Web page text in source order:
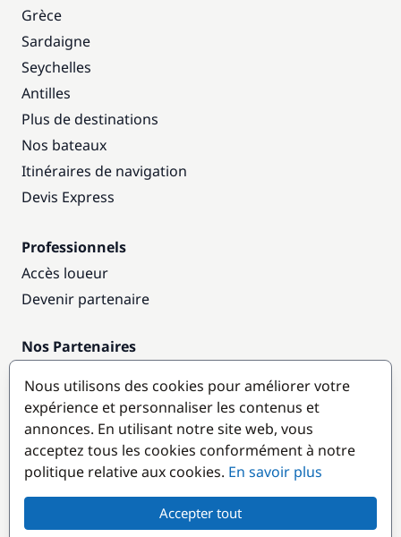
Grèce
Sardaigne
Seychelles
Antilles
Plus de destinations
Nos bateaux
Itinéraires de navigation
Devis Express
Professionnels
Accès loueur
Devenir partenaire
Nos Partenaires
Destinations populaires
Nous utilisons des cookies pour améliorer votre
expérience et personnaliser les contenus et
annonces. En utilisant notre site web, vous
acceptez tous les cookies conformément à notre
politique relative aux cookies. En savoir plus
Accepter tout